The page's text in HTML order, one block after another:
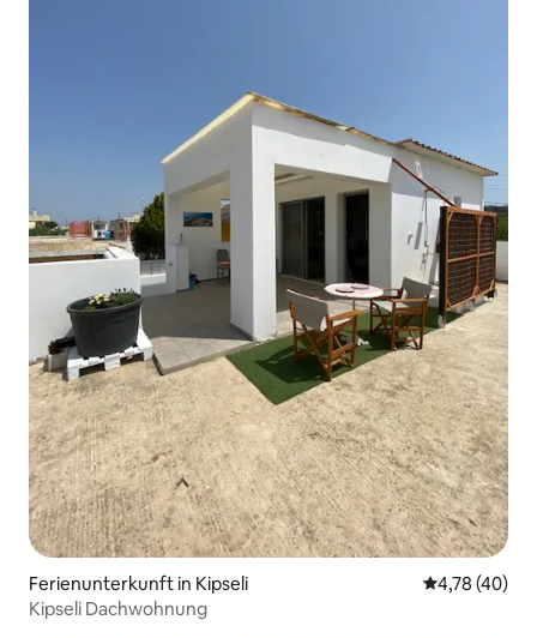
Ferienunterkunft in Kipseli
4,78 (40)
Kipseli Dachwohnung